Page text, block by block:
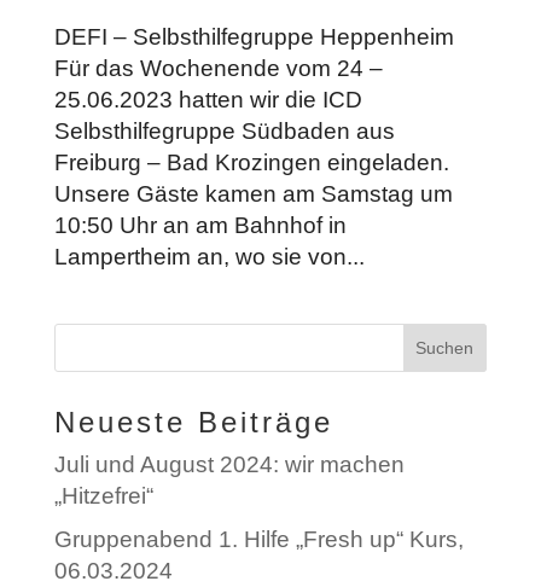
DEFI – Selbsthilfegruppe Heppenheim
Für das Wochenende vom 24 –
25.06.2023 hatten wir die ICD
Selbsthilfegruppe Südbaden aus
Freiburg – Bad Krozingen eingeladen.
Unsere Gäste kamen am Samstag um
10:50 Uhr an am Bahnhof in
Lampertheim an, wo sie von...
Neueste Beiträge
Juli und August 2024: wir machen
„Hitzefrei“
Gruppenabend 1. Hilfe „Fresh up“ Kurs,
06.03.2024